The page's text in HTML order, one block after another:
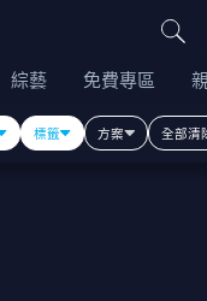
綜藝 免費專區
標籤 方案 全部清